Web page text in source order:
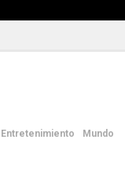
Entretenimiento
Mundo